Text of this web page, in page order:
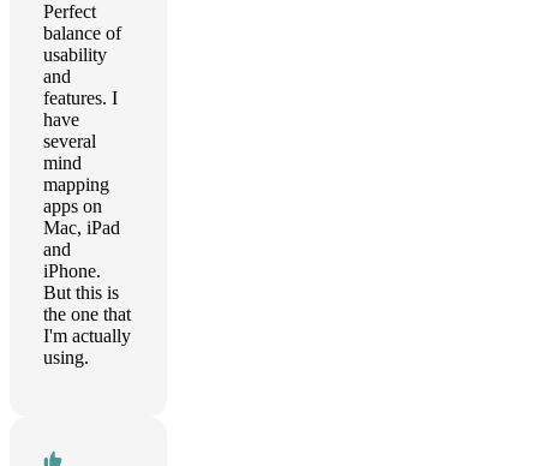
Perfect
balance of
usability
and
features. I
have
several
mind
mapping
apps on
Mac, iPad
and
iPhone.
But this is
the one that
I'm actually
using.